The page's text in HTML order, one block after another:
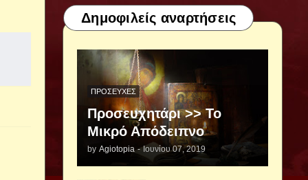
Δημοφιλείς αναρτήσεις
ΠΡΟΣΕΥΧΈΣ
Προσευχητάρι >> Το
Μικρό Απόδειπνο
by Agiotopia - Ιουνίου 07, 2019